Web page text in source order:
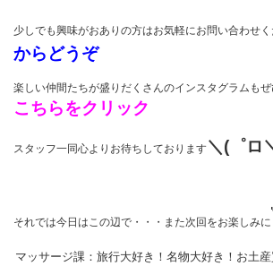
少しでも興味がおありの方はお気軽にお問い合わ
からどうぞ
楽しい仲間たちが盛りだくさんのインスタグラム
こちらをクリック
スタッフ一同心よりお待ちしております＼(゜ロ
それでは今日はこの辺で・・・また次回をお楽しみに
マッサージ課：旅行大好き！名物大好き！お土